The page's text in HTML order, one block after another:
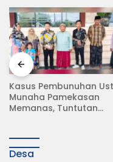
Meluruskan Penjungkir-
balikan Akal Sehat Ahli
Dalam Kasus Ijasah
Desa